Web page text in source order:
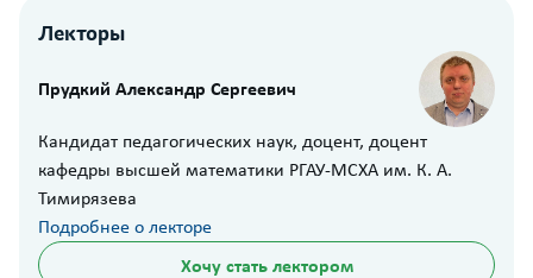
Лекторы
Прудкий Александр Сергеевич
Кандидат педагогических наук, доцент, доцент
кафедры высшей математики РГАУ-МСХА им. К. А.
Тимирязева
Подробнее о лекторе
Хочу стать лектором